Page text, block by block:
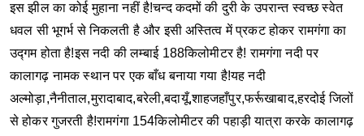
इस झील का कोई मुहाना नहीं है!चन्द कदमों की दुरी के उपरान्त स्वच्छ स्वेत
धवल सी भूगर्भ से निकलती है और इसी अस्तित्व में प्रकट होकर रामगंगा का
उद्गम होता है!इस नदी की लम्बाई 188किलोमीटर है! रामगंगा नदी पर
कालागढ़ नामक स्थान पर एक बाँध बनाया गया है!यह नदी
अल्मोड़ा,नैनीताल,मुरादाबाद,बरेली,बदायूँ,शाहजहाँपुर,फर्रूखाबाद,हरदोई जिलों
से होकर गुजरती है!रामगंगा 154किलोमीटर की पहाड़ी यात्रा करके कालागढ़